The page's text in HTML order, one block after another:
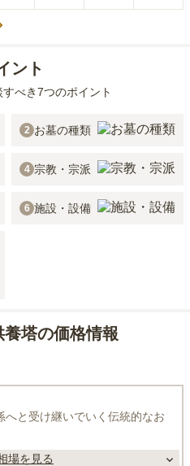
ント
べき7つのポイント
2 お墓の種類
4 宗教・宗派
6 施設・設備
塔の価格情報
へと受け継いでいく伝統的なお
場を見る